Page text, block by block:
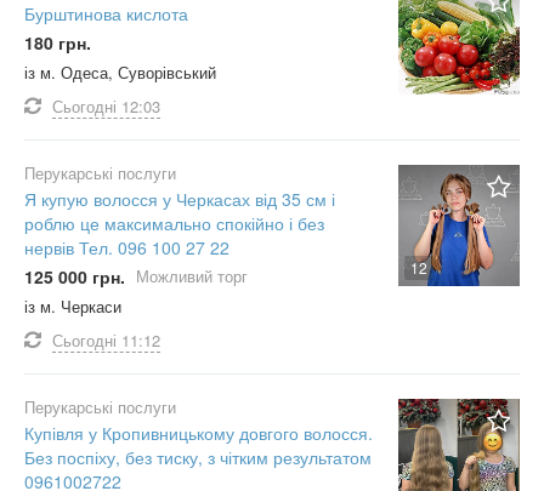
Бурштинова кислота
180 грн.
із м. Одеса, Суворівський
Сьогодні 12:03
12
Перукарські послуги
Я купую волосся у Черкасах від 35 см і
роблю це максимально спокійно і без
нервів Тел. 096 100 27 22
125 000 грн. Можливий торг
із м. Черкаси
Сьогодні 11:12
Перукарські послуги
Купівля у Кропивницькому довгого волосся.
Без поспіху, без тиску, з чітким результатом
0961002722